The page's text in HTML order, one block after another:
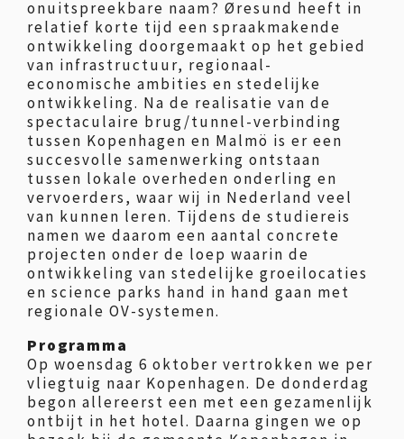
onuitspreekbare naam? Øresund heeft in
relatief korte tijd een spraakmakende
ontwikkeling doorgemaakt op het gebied
van infrastructuur, regionaal-
economische ambities en stedelijke
ontwikkeling. Na de realisatie van de
spectaculaire brug/tunnel-verbinding
tussen Kopenhagen en Malmö is er een
succesvolle samenwerking ontstaan
tussen lokale overheden onderling en
vervoerders, waar wij in Nederland veel
van kunnen leren. Tijdens de studiereis
namen we daarom een aantal concrete
projecten onder de loep waarin de
ontwikkeling van stedelijke groeilocaties
en science parks hand in hand gaan met
regionale OV-systemen.
Programma
Op woensdag 6 oktober vertrokken we per
vliegtuig naar Kopenhagen. De donderdag
begon allereerst een met een gezamenlijk
ontbijt in het hotel. Daarna gingen we op